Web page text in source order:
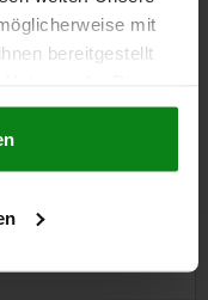
mit
bereitgestellt